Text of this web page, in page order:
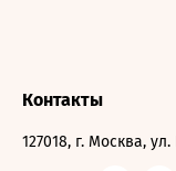
Контакты
127018, г. Москва,